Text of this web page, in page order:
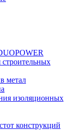
метал
изоляционных
конструкций